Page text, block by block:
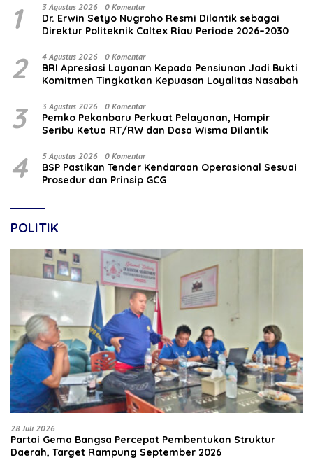
1 3 Agustus 2026 0 Komentar
‎Dr. Erwin Setyo Nugroho Resmi Dilantik sebagai
Direktur Politeknik Caltex Riau Periode 2026–2030
2 4 Agustus 2026 0 Komentar
BRI Apresiasi Layanan Kepada Pensiunan Jadi Bukti
Komitmen Tingkatkan Kepuasan Loyalitas Nasabah
3 3 Agustus 2026 0 Komentar
Pemko Pekanbaru Perkuat Pelayanan, Hampir
Seribu Ketua RT/RW dan Dasa Wisma Dilantik
4 5 Agustus 2026 0 Komentar
BSP Pastikan Tender Kendaraan Operasional Sesuai
Prosedur dan Prinsip GCG
POLITIK
28 Juli 2026
Partai Gema Bangsa Percepat Pembentukan Struktur
Daerah, Target Rampung September 2026